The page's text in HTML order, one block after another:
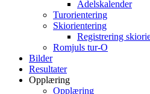
Adelskalender
Turorientering
Skiorientering
Registrering
Romjuls tur-O
Bilder
Resultater
Opplæring
Opplæring